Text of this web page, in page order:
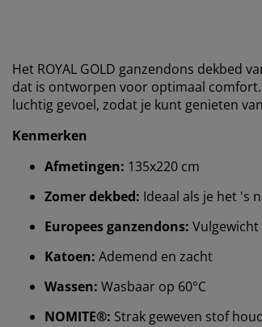
Het ROYAL GOLD ganzendons dekbed
dat is ontworpen voor optimaal
luchtig gevoel, zodat je kunt genieten
Kenmerken
Afmetingen: 135x220 cm
Zomer dekbed: Ideaal als je het 's
Europees ganzendons: Vulgewicht
Katoen: Ademend en zacht
Wassen: Wasbaar op 60°C
NOMITE®: Strak geweven stof